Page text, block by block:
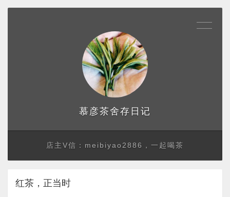
慕彦茶舍存日记
店主V信：meibiyao2886，一起喝茶
红茶，正当时